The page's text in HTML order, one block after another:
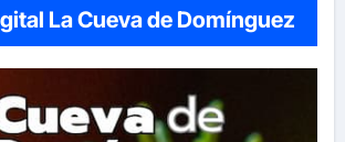
La Cueva de Domínguez